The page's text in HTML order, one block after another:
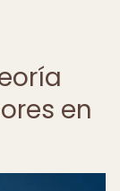
en